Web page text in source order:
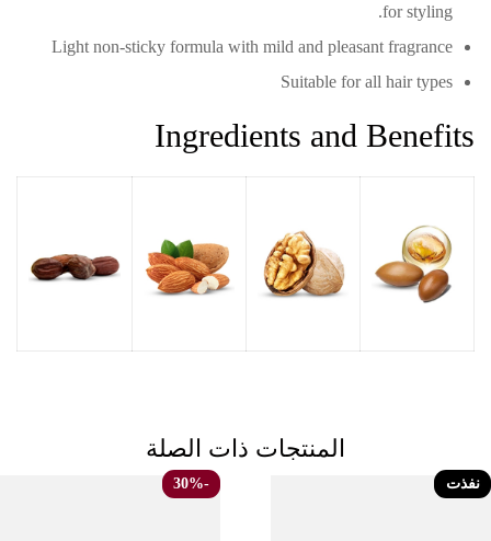
for styling.
Light non-sticky formula with mild and pleasant fragrance
Suitable for all hair types
Ingredients and Benefits
المنتجات ذات الصلة